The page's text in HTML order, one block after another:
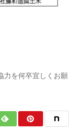
力を何卒宜しくお願